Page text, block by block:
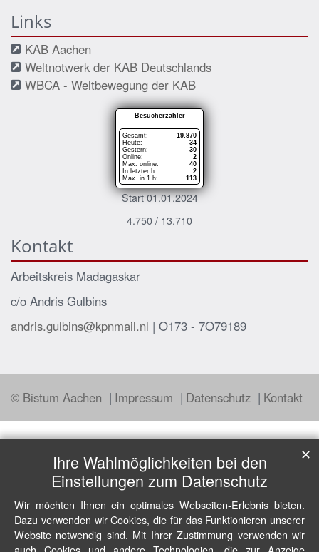
Links
KAB Aachen
Weltnotwerk der KAB Deutschlands
WBCA - Weltbewegung der KAB
Besucherzähler
Gesamt:
19.870
Heute:
34
Gestern:
30
Online:
2
Max. online:
40
In letzter h:
2
Max. in 1 h:
113
Start 01.01.2024
4.750 / 13.710
Kontakt
Arbeitskreis Madagaskar
c/o Andris Gulbins
andris.gulbins@kpnmail.nl | O173 - 7O79189
© Bistum Aachen Impressum Datenschutz Kontakt
Ihre Wahlmöglichkeiten bei den
Einstellungen zum Datenschutz
Wir möchten Ihnen ein optimales Webseiten-Erlebnis bieten.
Dazu verwenden wir Cookies, die für das Funktionieren unserer
Website notwendig sind. Mit Ihrer Zustimmung verwenden wir
✕